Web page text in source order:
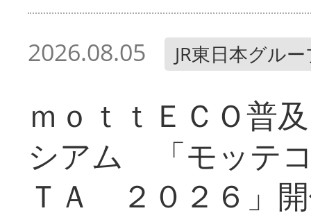
2026.08.05 JR東日本グル
ｍｏｔｔＥＣＯ普
シアム 「モッテ
ＴＡ ２０２６」